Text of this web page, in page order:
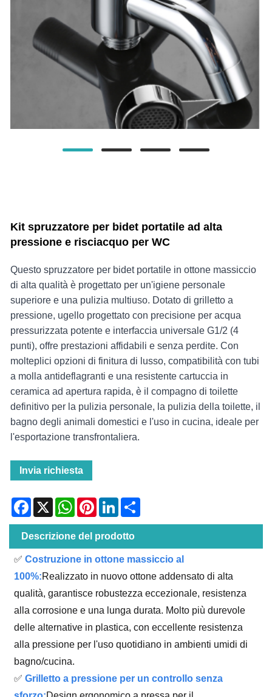
Kit spruzzatore per bidet portatile ad alta
pressione e risciacquo per WC
Questo spruzzatore per bidet portatile in ottone massiccio
di alta qualità è progettato per un'igiene personale
superiore e una pulizia multiuso. Dotato di grilletto a
pressione, ugello progettato con precisione per acqua
pressurizzata potente e interfaccia universale G1/2 (4
punti), offre prestazioni affidabili e senza perdite. Con
molteplici opzioni di finitura di lusso, compatibilità con tubi
a molla antideflagranti e una resistente cartuccia in
ceramica ad apertura rapida, è il compagno di toilette
definitivo per la pulizia personale, la pulizia della toilette, il
bagno degli animali domestici e l'uso in cucina, ideale per
l'esportazione transfrontaliera.
Invia richiesta
Facebook
X WhatsAppPinterestLinkedIn
Descrizione del prodotto
✅Costruzione in ottone massiccio al
100%:Realizzato in nuovo ottone addensato di alta
qualità, garantisce robustezza eccezionale, resistenza
alla corrosione e una lunga durata. Molto più durevole
delle alternative in plastica, con eccellente resistenza
alla pressione per l'uso quotidiano in ambienti umidi di
bagno/cucina.
✅Grilletto a pressione per un controllo senza